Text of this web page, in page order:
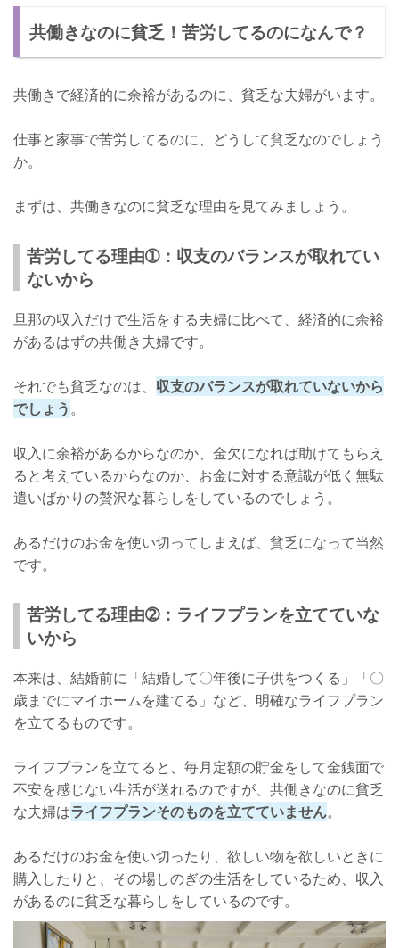
平等じゃないから貯まらない
共働きなのに貧乏！苦労してるのになんで？
共働きで経済的に余裕があるのに、貧乏な夫婦がいます。
仕事と家事で苦労してるのに、どうして貧乏なのでしょう
か。
まずは、共働きなのに貧乏な理由を見てみましょう。
苦労してる理由➀：収支のバランスが取れてい
ないから
旦那の収入だけで生活をする夫婦に比べて、経済的に余裕
があるはずの共働き夫婦です。
それでも貧乏なのは、 収支のバランスが取れていないから
でしょう。
収入に余裕があるからなのか、金欠になれば助けてもらえ
ると考えているからなのか、お金に対する意識が低く無駄
遣いばかりの贅沢な暮らしをしているのでしょう。
あるだけのお金を使い切ってしまえば、貧乏になって当然
です。
苦労してる理由➁：ライフプランを立てていな
いから
本来は、結婚前に「結婚して〇年後に子供をつくる」「〇
歳までにマイホームを建てる」など、明確なライフプラン
を立てるものです。
ライフプランを立てると、毎月定額の貯金をして金銭面で
不安を感じない生活が送れるのですが、共働きなのに貧乏
な夫婦はライフプランそのものを立てていません。
あるだけのお金を使い切ったり、欲しい物を欲しいときに
購入したりと、その場しのぎの生活をしているため、収入
があるのに貧乏な暮らしをしているのです。